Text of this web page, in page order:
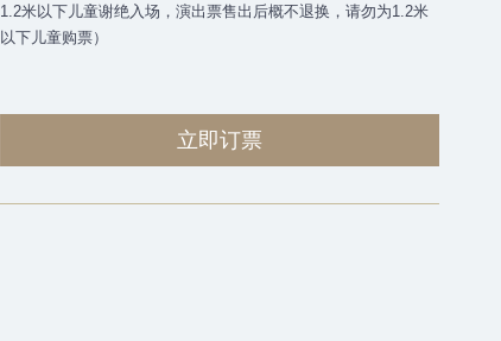
1.2米以下儿童谢绝入场，演出票售出后概不退换，请勿为1.2米
以下儿童购票）
立即订票